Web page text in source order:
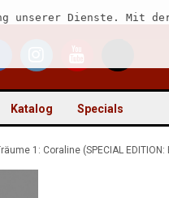
unserer Dienste. Mit
Katalog Specials
1: Coraline (SPECIAL EDITION: